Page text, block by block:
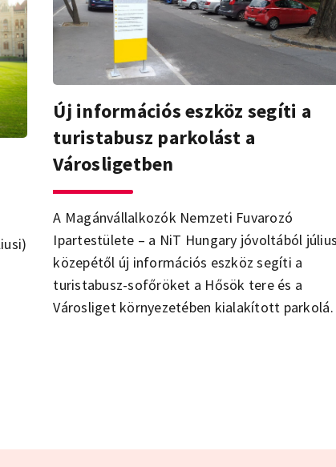
Új információs eszköz segíti a
turistabusz parkolást a
Városligetben
A Magánvállalkozók Nemzeti Fuvarozó
Ipartestülete – a NiT Hungary jóvoltából július
közepétől új információs eszköz segíti a
turistabusz-sofőröket a Hősök tere és a
Városliget környezetében kialakított